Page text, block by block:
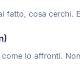
fatto, cosa cerchi.
lo affronti.